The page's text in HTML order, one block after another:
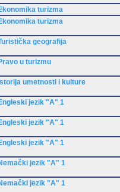
turizma
turizma
geografija
u turizmu
umetnosti i kulture
jezik "A" 1
jezik "A" 1
jezik "A" 1
jezik "A" 1
jezik "A" 1